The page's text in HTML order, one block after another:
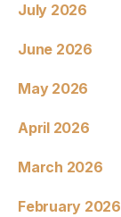
July 2026
June 2026
May 2026
April 2026
March 2026
February 2026